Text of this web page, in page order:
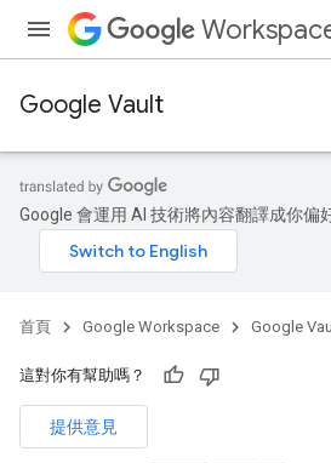
Google Vault
Google 會運用 AI 技術將內容翻譯成你偏
首頁 Google Workspace Google
這對你有幫助嗎？
提供意見